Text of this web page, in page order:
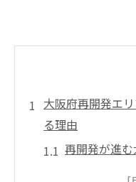
大阪府再開発エ
る理由
再開発が進
不動産投資